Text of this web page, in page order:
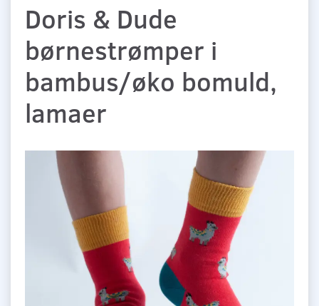
Doris & Dude
børnestrømper i
bambus/øko bomuld,
lamaer